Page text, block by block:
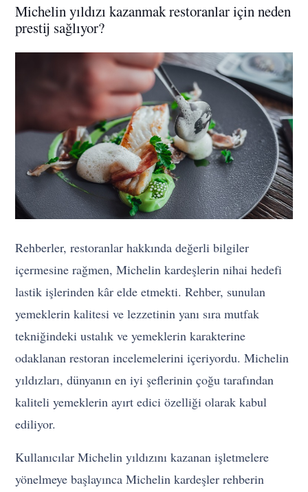
Michelin yıldızı kazanmak restoranlar için neden
prestij sağlıyor?
Rehberler, restoranlar hakkında değerli bilgiler
içermesine rağmen, Michelin kardeşlerin nihai hedefi
lastik işlerinden kâr elde etmekti. Rehber, sunulan
yemeklerin kalitesi ve lezzetinin yanı sıra mutfak
tekniğindeki ustalık ve yemeklerin karakterine
odaklanan restoran incelemelerini içeriyordu. Michelin
yıldızları, dünyanın en iyi şeflerinin çoğu tarafından
kaliteli yemeklerin ayırt edici özelliği olarak kabul
ediliyor.
Kullanıcılar Michelin yıldızını kazanan işletmelere
yönelmeye başlayınca Michelin kardeşler rehberin